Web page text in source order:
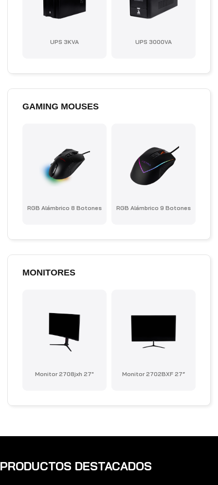
UPS 3KVA UPS 3000VA
GAMING MOUSES
RGB Alámbrico 8 Botones RGB Alámbrico 9 Botones
MONITORES
Monitor 2708jxh 27" Monitor 2702BXF 27“
PRODUCTOS DESTACADOS